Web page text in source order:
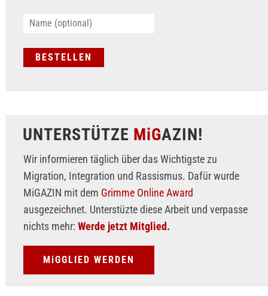
UNTERSTÜTZE MiGAZIN!
Wir informieren täglich über das Wichtigste zu
Migration, Integration und Rassismus. Dafür wurde
MiGAZIN mit dem Grimme Online Award
ausgezeichnet. Unterstüzte diese Arbeit und verpasse
nichts mehr: Werde jetzt Mitglied.
MiGGLIED WERDEN